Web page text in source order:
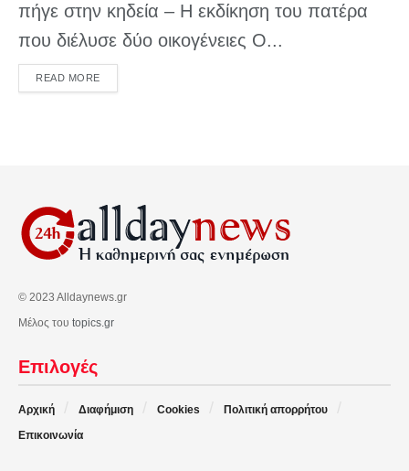
πήγε στην κηδεία – Η εκδίκηση του πατέρα
που διέλυσε δύο οικογένειες Ο...
READ MOREDETAILS
© 2023 Alldaynews.gr
Μέλος του topics.gr
Επιλογές
Αρχική Διαφήμιση Cookies
Πολιτική απορρήτου
Επικοινωνία